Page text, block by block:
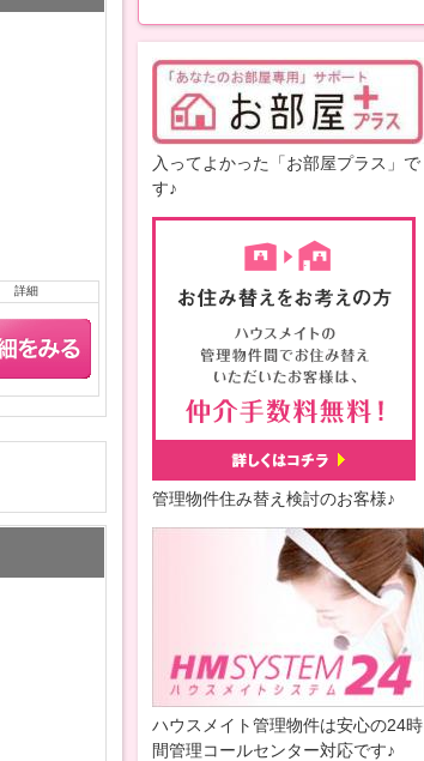
詳細
入ってよかった「お部屋プラス」で
す♪
管理物件住み替え検討のお客様♪
ハウスメイト管理物件は安心の24時
間管理コールセンター対応です♪